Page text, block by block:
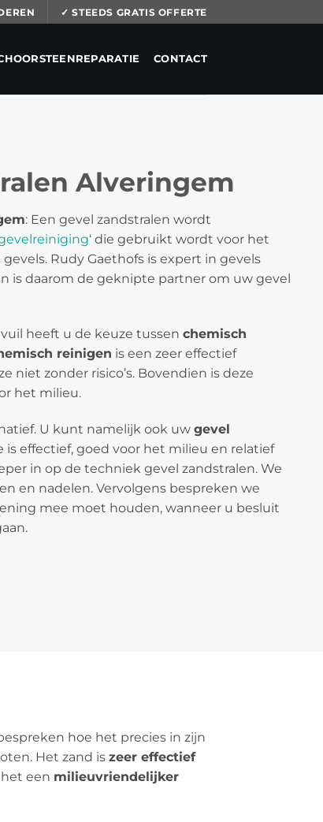
✓ STEEDS GRATIS OFFERTE
CONTACT
Alveringem
: Een gevel zandstralen wordt
‘ die gebruikt wordt voor het
Rudy Gaethofs is expert in gevels
is daarom de geknipte partner om uw gevel
vuil heeft u de keuze tussen chemisch
reinigen is een zeer effectief
niet zonder risico’s. Bovendien is deze
het milieu.
U kunt namelijk ook uw gevel
is effectief, goed voor het milieu en relatief
in op de techniek gevel zandstralen. We
en nadelen. Vervolgens bespreken we
mee moet houden, wanneer u besluit
hoe het precies in zijn
Het zand is zeer effectief
een milieuvriendelijker